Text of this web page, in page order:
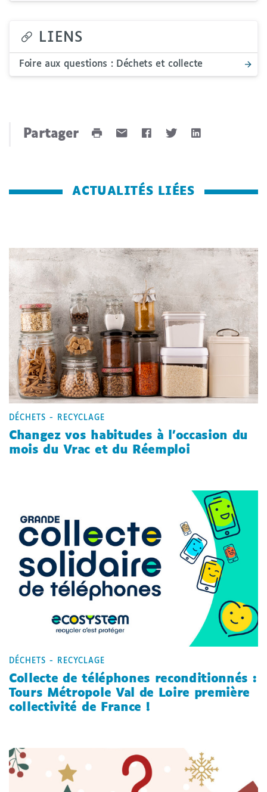
LIENS
Foire aux questions : Déchets et collecte
Partager
Imprimer
Envoyer
page
Partager
page
-
Nouvelle
fenêtre
Partager
page
-
Nouvelle
fenêtre
-
Nouvelle
fenêtre
ACTUALITÉS LIÉES
DÉCHETS - RECYCLAGE
Changez vos habitudes à l’occasion du
mois du Vrac et du Réemploi
DÉCHETS - RECYCLAGE
Collecte de téléphones reconditionnés :
Tours Métropole Val de Loire première
collectivité de France !